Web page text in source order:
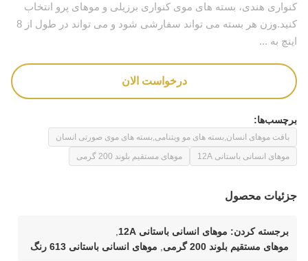
کنواری هندی، بسته های موی کنواری برزیلی و موهای پرو انتخاب
کنید.وزن هر بسته می تواند سفارشی شود و می تواند در طول از 8
اینچ به ...
درخواست الان
برچسب‌ها:
بافت موهای انسان,بسته های مو ویتنامی,بسته های موی صورتی انسان
موهای انسانی باستانی 12A
موهای مستقیم بلوند 200 گرمی
جزئیات محصول
برجسته کردن: موهای انسانی باستانی 12A
موهای مستقیم بلوند 200 گرمی
موهای انسانی باستانی 613 رنگ